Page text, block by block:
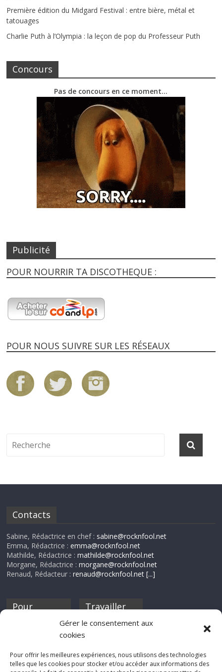
Gérer le consentement aux
cookies
Pour offrir les meilleures expériences, nous utilisons des technologies
telles que les cookies pour stocker et/ou accéder aux informations des
Première édition du Midgard Festival : entre bière, métal et
tatouages
Charlie Puth à l’Olympia : la leçon de pop du Professeur Puth
Concours
Pas de concours en ce moment…
Publicité
POUR NOURRIR TA DISCOTHEQUE :
POUR NOUS SUIVRE SUR LES RÉSEAUX
Contacts
Sabine, Rédactrice en chef : sabine@rocknfool.net
Emma, Rédactrice :emma@rocknfool.net
Mathilde, Rédactrice :mathilde@rocknfool.net
Morgane, Rédactrice :morgane@rocknfool.net
Renaud, Rédacteur :renaud@rocknfool.net [...]
Pour
discothèque
Travailler
Si tu souhaites
Rocknfool, n'hésite
pas à nous envoyer